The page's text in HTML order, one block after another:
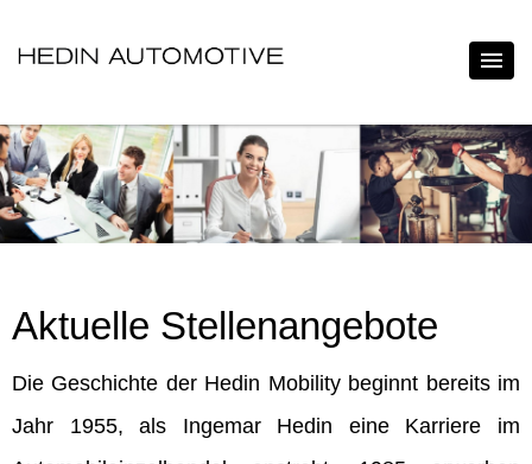
Aktuelle Stellenangebote
Die Geschichte der Hedin Mobility beginnt bereits im
Jahr 1955, als Ingemar Hedin eine Karriere im